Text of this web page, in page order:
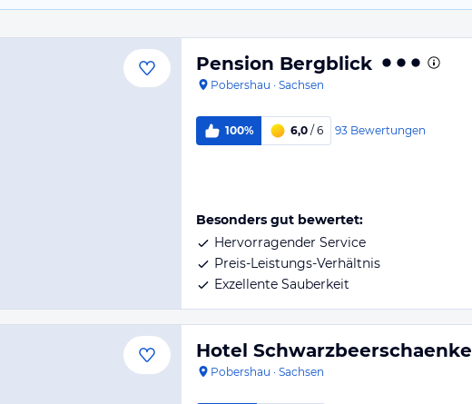
Pension Bergblick
Pobershau · Sachsen
100% 6,0 / 6 93 Bewertungen
Besonders gut bewertet:
Hervorragender Service
Preis-Leistungs-Verhältnis
Exzellente Sauberkeit
Hotel Schwarzbeerschaenke
Pobershau · Sachsen